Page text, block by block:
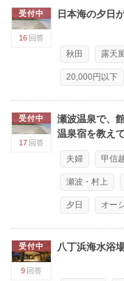
受付中
16 回答
日本海の夕日
秋田 露天
20,000円以下
受付中
17 回答
瀬波温泉で、
温泉宿を教え
夫婦 甲信
瀬波・村上
夕日 オー
受付中
9 回答
八丁浜海水浴